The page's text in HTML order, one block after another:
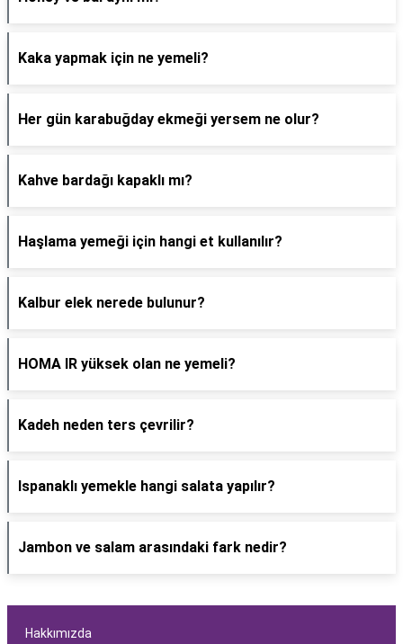
Kaka yapmak için ne yemeli?
Her gün karabuğday ekmeği yersem ne olur?
Kahve bardağı kapaklı mı?
Haşlama yemeği için hangi et kullanılır?
Kalbur elek nerede bulunur?
HOMA IR yüksek olan ne yemeli?
Kadeh neden ters çevrilir?
Ispanaklı yemekle hangi salata yapılır?
Jambon ve salam arasındaki fark nedir?
Hakkımızda